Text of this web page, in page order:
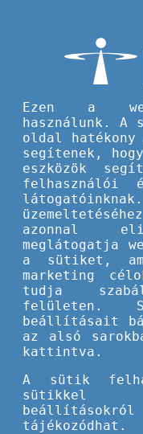
Az
és
Ezen a
használunk.
oldal hatékony
segítenek,
eszközök
felhasználói
azonnal
meglátogatja
a sütiket,
marketing
tudja
felületen.
beállításait
az alsó
kattintva.
A sütik
sütikkel
tájékozódhat.